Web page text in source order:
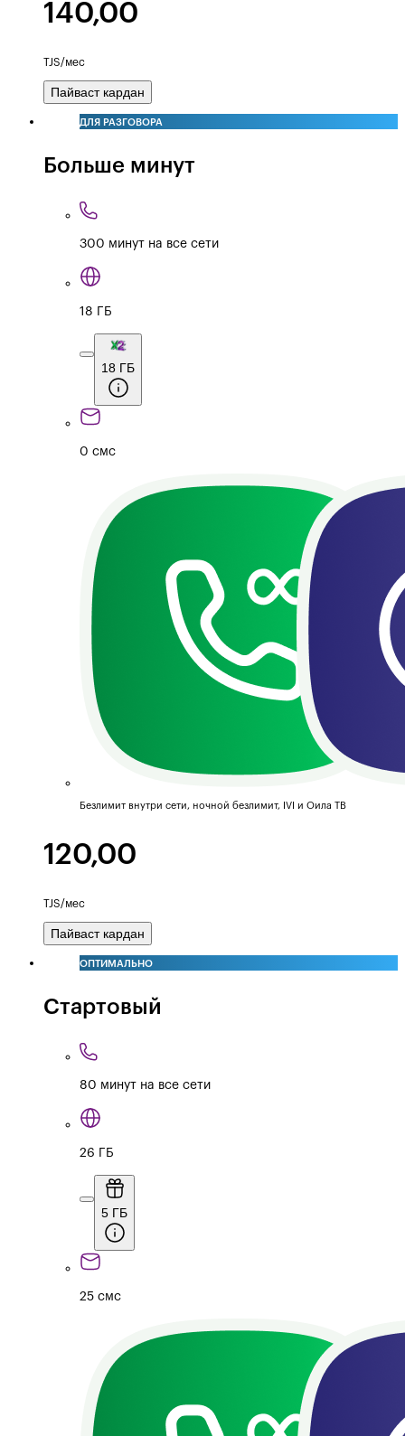
140,00
TJS/мес
Пайваст кардан
ДЛЯ РАЗГОВОРА
Больше минут
300 минут на все сети
18 ГБ
18 ГБ
0 смс
Безлимит внутри сети, ночной безлимит, IVI и Оила ТВ
120,00
TJS/мес
Пайваст кардан
ОПТИМАЛЬНО
Стартовый
80 минут на все сети
26 ГБ
5 ГБ
25 смс